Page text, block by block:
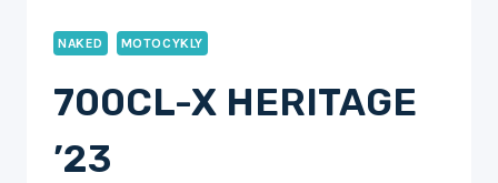
NAKED MOTOCYKLY
700CL-X HERITAGE
’23